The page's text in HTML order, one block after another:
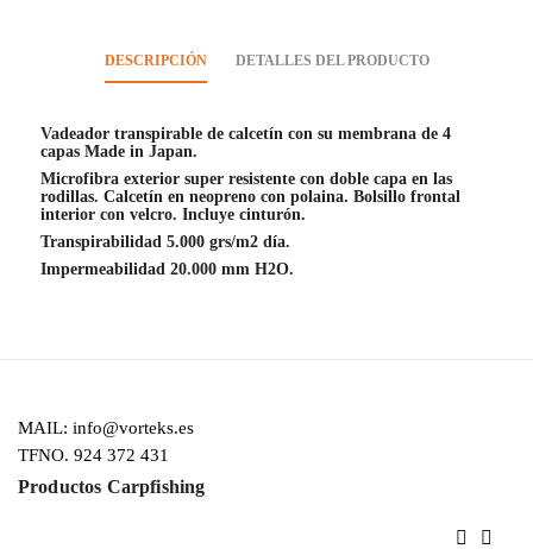
DESCRIPCIÓN DETALLES DEL PRODUCTO
Vadeador transpirable de calcetín con su membrana de 4
capas Made in Japan.
Microfibra exterior super resistente con doble capa en las
rodillas. Calcetín en neopreno con polaina. Bolsillo frontal
interior con velcro. Incluye cinturón.
Transpirabilidad 5.000 grs/m2 día.
Impermeabilidad 20.000 mm H2O.
MAIL: info@vorteks.es
TFNO. 924 372 431
Productos Carpfishing
 